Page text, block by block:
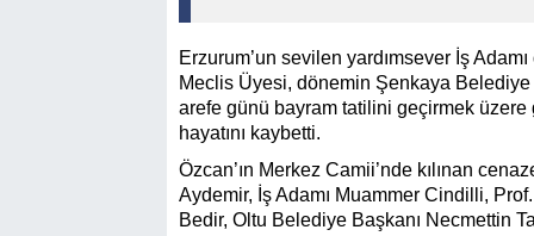
Erzurum’un sevilen yardımsever İş
Meclis Üyesi, dönemin Şenkaya Belediye
arefe günü bayram tatilini geçirmek
hayatını kaybetti.
Özcan’ın Merkez Camii’nde kılınan
Aydemir, İş Adamı Muammer Cindilli,
Bedir, Oltu Belediye Başkanı Necmettin